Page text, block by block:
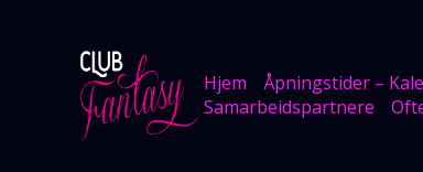
Hjem Åpningstider –
Samarbeidspartnere